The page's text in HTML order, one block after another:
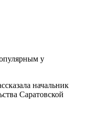
у
начальник
Саратовской